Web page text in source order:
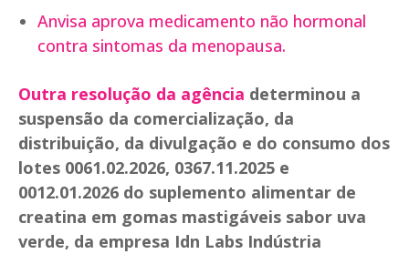
Anvisa aprova medicamento não hormonal
contra sintomas da menopausa.
Outra resolução da agência determinou a
suspensão da comercialização, da
distribuição, da divulgação e do consumo dos
lotes 0061.02.2026, 0367.11.2025 e
0012.01.2026 do suplemento alimentar de
creatina em gomas mastigáveis sabor uva
verde, da empresa Idn Labs Indústria